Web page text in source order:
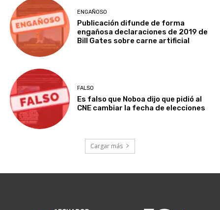
ENGAÑOSO
Publicación difunde de forma
engañosa declaraciones de 2019 de
Bill Gates sobre carne artificial
FALSO
Es falso que Noboa dijo que pidió al
CNE cambiar la fecha de elecciones
Cargar más